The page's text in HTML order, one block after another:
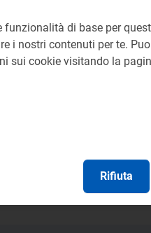
informatico è
di base per
i nostri contenuti per te.
sui cookie visitando la
Rifiuta